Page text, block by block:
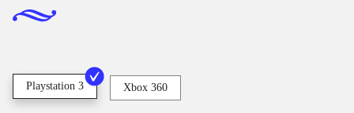
Playstation 3 Xbox 360